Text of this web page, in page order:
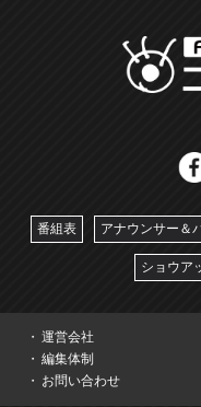
番組表 アナウンサー＆
ショウア
運営会社
編集体制
お問い合わせ